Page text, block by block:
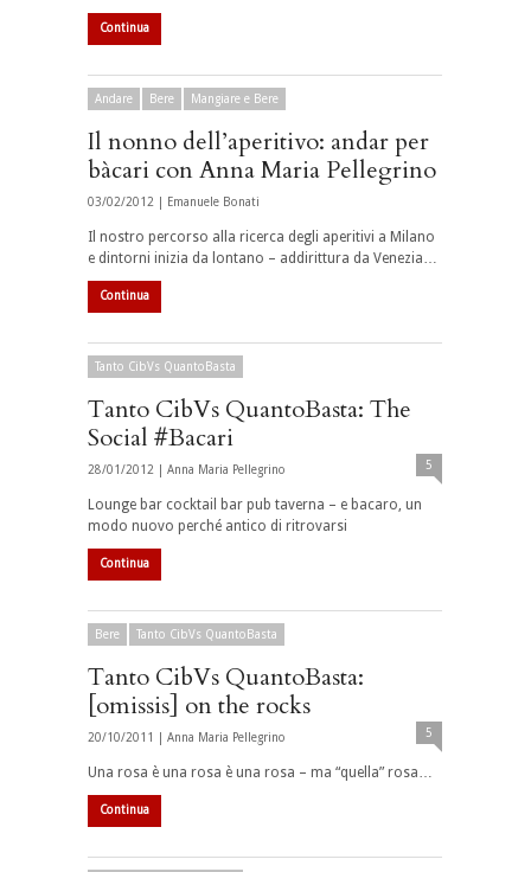
Continua
Andare Bere Mangiare e Bere
Il nonno dell’aperitivo: andar per
bàcari con Anna Maria Pellegrino
03/02/2012 | Emanuele Bonati
Il nostro percorso alla ricerca degli aperitivi a Milano
e dintorni inizia da lontano – addirittura da Venezia…
Continua
Tanto CibVs QuantoBasta
Tanto CibVs QuantoBasta: The
Social #Bacari
28/01/2012 | Anna Maria Pellegrino 5
Lounge bar cocktail bar pub taverna – e bacaro, un
modo nuovo perché antico di ritrovarsi
Continua
Bere Tanto CibVs QuantoBasta
Tanto CibVs QuantoBasta:
[omissis] on the rocks
20/10/2011 | Anna Maria Pellegrino 5
Una rosa è una rosa è una rosa – ma “quella” rosa…
Continua